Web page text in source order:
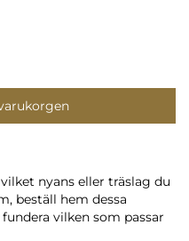
nyans eller träslag du
beställ hem dessa
vilken som passar